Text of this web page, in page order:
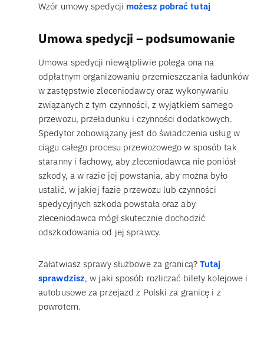
Wzór umowy spedycji możesz pobrać tutaj
Umowa spedycji – podsumowanie
Umowa spedycji niewątpliwie polega ona na
odpłatnym organizowaniu przemieszczania ładunków
w zastępstwie zleceniodawcy oraz wykonywaniu
związanych z tym czynności, z wyjątkiem samego
przewozu, przeładunku i czynności dodatkowych.
Spedytor zobowiązany jest do świadczenia usług w
ciągu całego procesu przewozowego w sposób tak
staranny i fachowy, aby zleceniodawca nie poniósł
szkody, a w razie jej powstania, aby można było
ustalić, w jakiej fazie przewozu lub czynności
spedycyjnych szkoda powstała oraz aby
zleceniodawca mógł skutecznie dochodzić
odszkodowania od jej sprawcy.
Załatwiasz sprawy służbowe za granicą? Tutaj
sprawdzisz, w jaki sposób rozliczać bilety kolejowe i
autobusowe za przejazd z Polski za granicę i z
powrotem.